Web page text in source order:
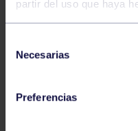
partir del uso que haya
Necesarias
Preferencias
Pádel 29 Jul 2026